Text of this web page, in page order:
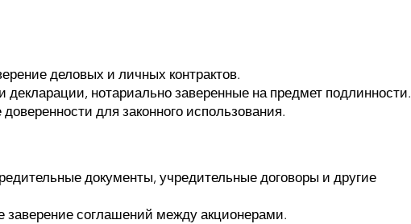
деловых и личных контрактов.
нотариально заверенные на предмет подлинности.
для законного использования.
документы, учредительные договоры и другие
соглашений между акционерами.